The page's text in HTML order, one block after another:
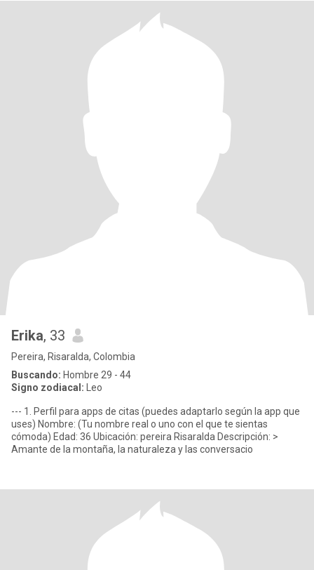
Erika, 33
Pereira, Risaralda, Colombia
Buscando: Hombre 29 - 44
Signo zodiacal: Leo
--- 1. Perfil para apps de citas (puedes adaptarlo según la app que
uses) Nombre: (Tu nombre real o uno con el que te sientas
cómoda) Edad: 36 Ubicación: pereira Risaralda Descripción: >
Amante de la montaña, la naturaleza y las conversacio